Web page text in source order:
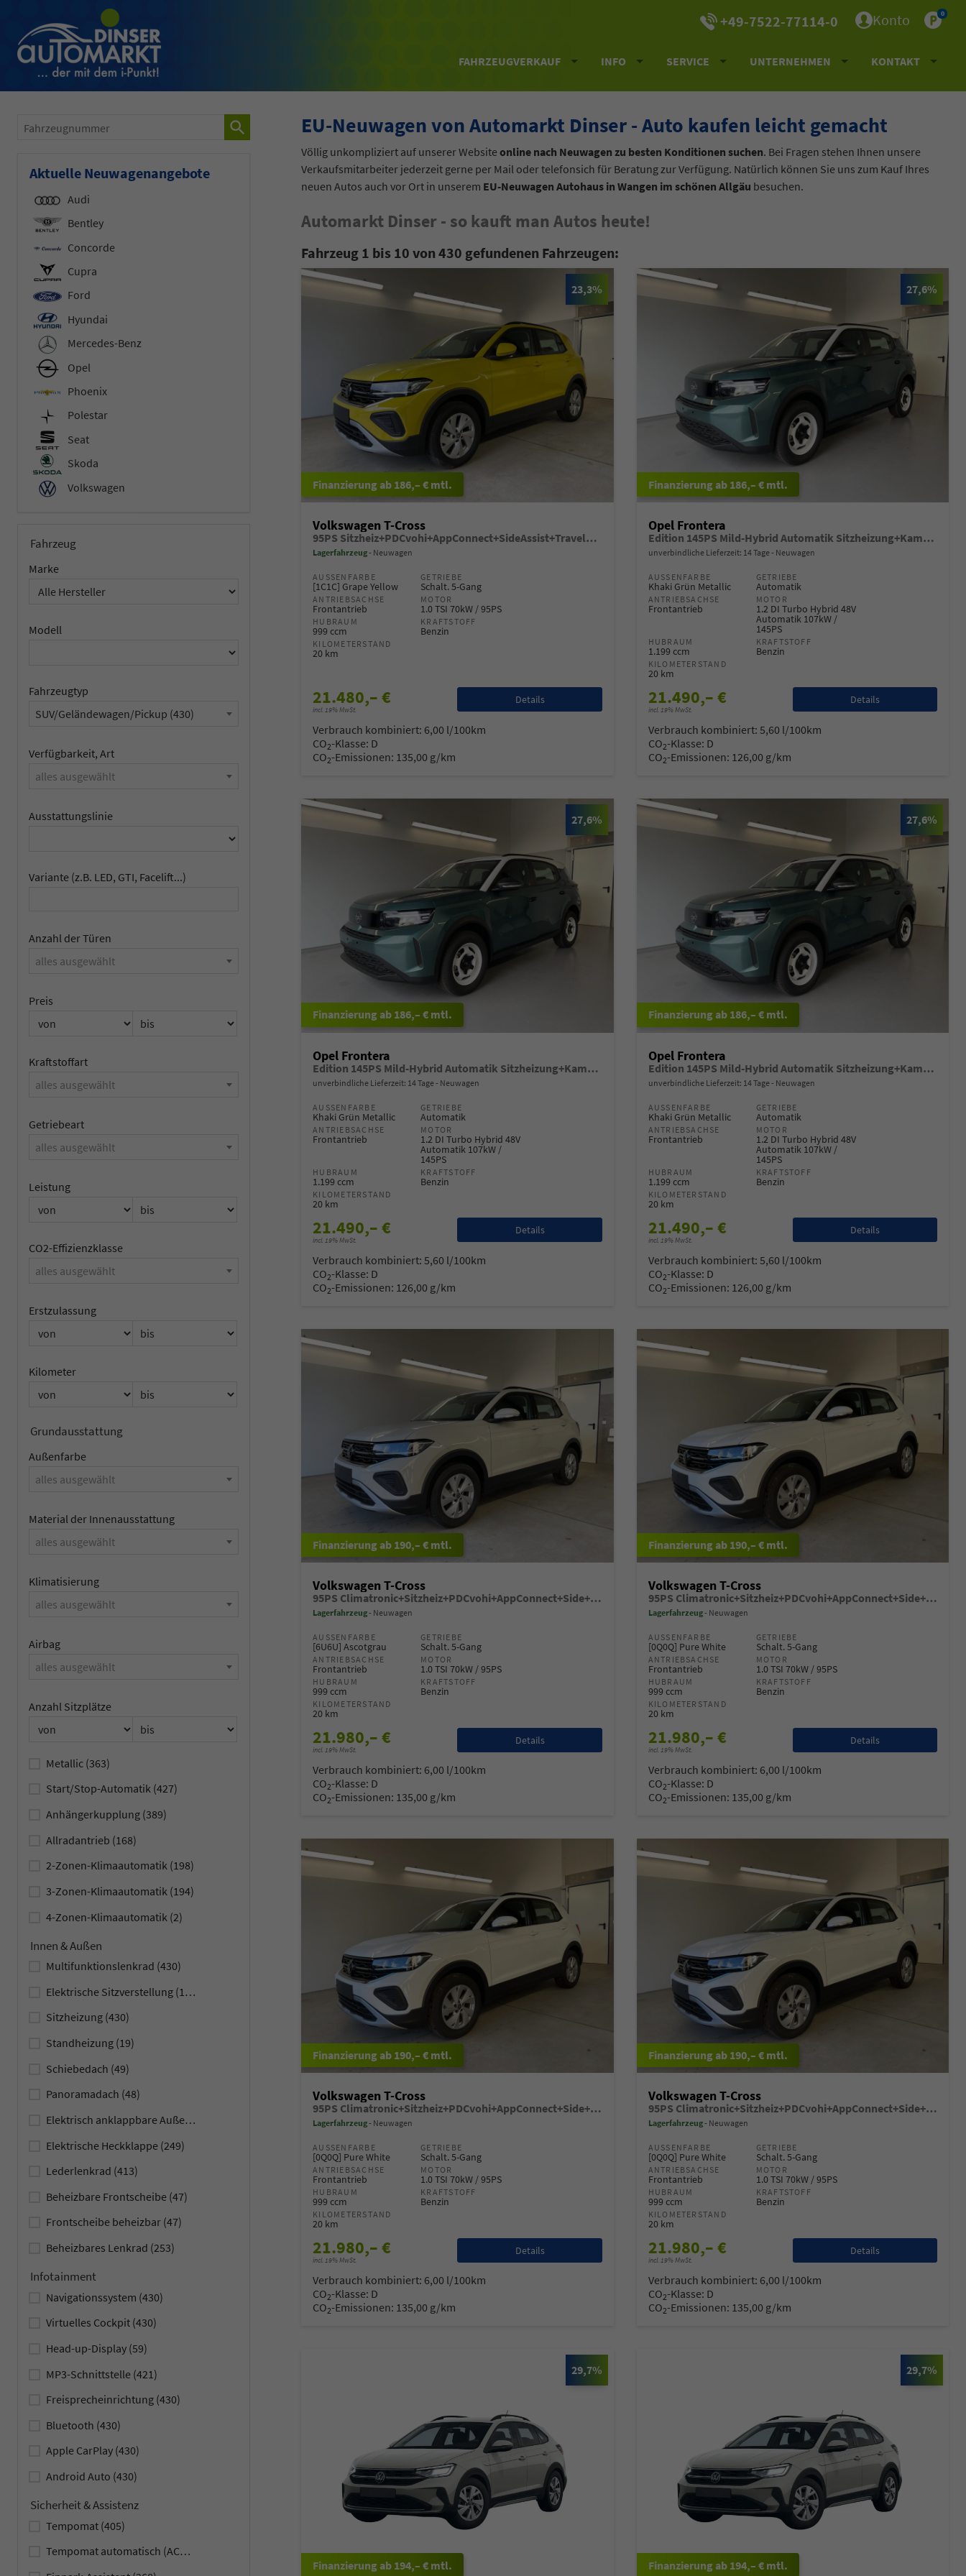
+49-7522-77114-0 Konto 0
FAHRZEUGVERKAUF INFO SERVICE UNTERNEHMEN KONTAKT
EU-Neuwagen von Automarkt Dinser - Auto kaufen leicht gemacht
Völlig unkompliziert auf unserer Websiteonline nach Neuwagen zu besten Konditionen suchen. Bei Fragen stehen Ihnen unsere
Verkaufsmitarbeiter jederzeit gerne per Mail oder telefonsich für Beratung zur Verfügung. Natürlich können Sie uns zum Kauf Ihres
neuen Autos auch vor Ort in unserem EU-Neuwagen Autohaus in Wangen im schönen Allgäu besuchen.
Automarkt Dinser - so kauft man Autos heute!
Fahrzeug 1 bis 10 von 430 gefundenen Fahrzeugen:
23,3%
ab 186,– € mtl.
Volkswagen T-Cross
95PS Sitzheiz+PDCvohi+AppConnect+SideAssist+TravelAssist+ACC+Klima
Lagerfahrzeug Neuwagen
AUSSENFARBE
[1C1C] Grape Yellow
GETRIEBE
Schalt. 5-Gang
ANTRIEBSACHSE
Frontantrieb
MOTOR
1.0 TSI 70kW / 95PS
HUBRAUM
999 ccm
KRAFTSTOFF
Benzin
KILOMETERSTAND
20 km
21.480,– €
incl. 19% MwSt.
Details
Verbrauch kombiniert: 6,00 l/100km
CO2-Klasse: D
CO2-Emissionen: 135,00 g/km
27,6%
ab 186,– € mtl.
Opel Frontera
Edition 145PS Mild-Hybrid Automatik Sitzheizung+Kamera+ParkPilot
unverbindliche Lieferzeit: 14 Tage Neuwagen
AUSSENFARBE
Khaki Grün Metallic
GETRIEBE
Automatik
ANTRIEBSACHSE
Frontantrieb
MOTOR
1.2 DI Turbo Hybrid 48V
Automatik 107kW /
145PS
HUBRAUM
1.199 ccm
KRAFTSTOFF
Benzin
KILOMETERSTAND
20 km
21.490,– €
incl. 19% MwSt.
Details
Verbrauch kombiniert: 5,60 l/100km
CO2-Klasse: D
CO2-Emissionen: 126,00 g/km
27,6%
ab 186,– € mtl.
Opel Frontera
Edition 145PS Mild-Hybrid Automatik Sitzheizung+Kamera+ParkPilot
unverbindliche Lieferzeit: 14 Tage Neuwagen
AUSSENFARBE
Khaki Grün Metallic
GETRIEBE
Automatik
ANTRIEBSACHSE
Frontantrieb
MOTOR
1.2 DI Turbo Hybrid 48V
Automatik 107kW /
145PS
HUBRAUM
1.199 ccm
KRAFTSTOFF
Benzin
KILOMETERSTAND
20 km
21.490,– €
incl. 19% MwSt.
Details
Verbrauch kombiniert:5,60 l/100km
CO2-Klasse: D
CO2-Emissionen: 126,00 g/km
27,6%
ab 186,– € mtl.
Opel Frontera
Edition 145PS Mild-Hybrid Automatik Sitzheizung+Kamera+ParkPilot
unverbindliche Lieferzeit: 14 Tage Neuwagen
AUSSENFARBE
Khaki Grün Metallic
GETRIEBE
Automatik
ANTRIEBSACHSE
Frontantrieb
MOTOR
1.2 DI Turbo Hybrid 48V
Automatik 107kW /
145PS
HUBRAUM
1.199 ccm
KRAFTSTOFF
Benzin
KILOMETERSTAND
20 km
21.490,– €
incl. 19% MwSt.
Details
Verbrauch kombiniert: 5,60 l/100km
CO2-Klasse: D
CO2-Emissionen: 126,00 g/km
ab 190,– € mtl.
Volkswagen T-Cross
95PS Climatronic+Sitzheiz+PDCvohi+AppConnect+Side+TravelAssist+ACC
Lagerfahrzeug Neuwagen
AUSSENFARBE
[6U6U] Ascotgrau
GETRIEBE
Schalt. 5-Gang
ANTRIEBSACHSE
Frontantrieb
MOTOR
1.0 TSI 70kW / 95PS
HUBRAUM
999 ccm
KRAFTSTOFF
Benzin
KILOMETERSTAND
20 km
21.980,– €
incl. 19% MwSt.
Details
Verbrauch kombiniert: 6,00 l/100km
CO2-Klasse: D
CO2-Emissionen: 135,00 g/km
ab 190,– € mtl.
Volkswagen T-Cross
95PS Climatronic+Sitzheiz+PDCvohi+AppConnect+Side+TravelAssist+ACC
Lagerfahrzeug Neuwagen
AUSSENFARBE
[0Q0Q] Pure White
GETRIEBE
Schalt. 5-Gang
ANTRIEBSACHSE
Frontantrieb
MOTOR
1.0 TSI 70kW / 95PS
HUBRAUM
999 ccm
KRAFTSTOFF
Benzin
KILOMETERSTAND
20 km
21.980,– €
incl. 19% MwSt.
Details
Verbrauch kombiniert: 6,00 l/100km
CO2-Klasse: D
CO2-Emissionen: 135,00 g/km
ab 190,– € mtl.
Volkswagen T-Cross
95PS Climatronic+Sitzheiz+PDCvohi+AppConnect+Side+TravelAssist+ACC
Lagerfahrzeug Neuwagen
AUSSENFARBE
[0Q0Q] Pure White
GETRIEBE
Schalt. 5-Gang
ANTRIEBSACHSE
Frontantrieb
MOTOR
1.0 TSI 70kW / 95PS
HUBRAUM
999 ccm
KRAFTSTOFF
Benzin
KILOMETERSTAND
20 km
21.980,– €
incl. 19% MwSt.
Details
Verbrauch kombiniert: 6,00 l/100km
CO2-Klasse: D
CO2-Emissionen: 135,00 g/km
ab 190,– € mtl.
Volkswagen T-Cross
95PS Climatronic+Sitzheiz+PDCvohi+AppConnect+Side+TravelAssist+ACC
Lagerfahrzeug Neuwagen
AUSSENFARBE
[0Q0Q] Pure White
GETRIEBE
Schalt. 5-Gang
ANTRIEBSACHSE
Frontantrieb
MOTOR
1.0 TSI 70kW / 95PS
HUBRAUM
999 ccm
KRAFTSTOFF
Benzin
KILOMETERSTAND
20 km
21.980,– €
incl. 19% MwSt.
Details
Verbrauch kombiniert: 6,00 l/100km
CO2-Klasse: D
CO2-Emissionen: 135,00 g/km
29,7%
ab 194,– € mtl.
29,7%
ab 194,– € mtl.
Fahrzeugnummer
Aktuelle Neuwagenangebote
Audi
Bentley
Concorde
Cupra
Ford
Hyundai
Mercedes-Benz
Opel
Phoenix
Polestar
Seat
Skoda
Volkswagen
Fahrzeug
Marke
Modell
Fahrzeugtyp
SUV/Geländewagen/Pickup (430)
Verfügbarkeit, Art
alles ausgewählt
Ausstattungslinie
Variante (z.B. LED, GTI, Facelift...)
Anzahl der Türen
alles ausgewählt
Preis
Kraftstoffart
alles ausgewählt
Getriebeart
alles ausgewählt
Leistung
CO2-Effizienzklasse
alles ausgewählt
Erstzulassung
Kilometer
Grundausstattung
Außenfarbe
alles ausgewählt
Material der Innenausstattung
alles ausgewählt
Klimatisierung
alles ausgewählt
Airbag
alles ausgewählt
Anzahl Sitzplätze
Metallic (363)
Start/Stop-Automatik (427)
Anhängerkupplung (389)
Allradantrieb (168)
2-Zonen-Klimaautomatik (198)
3-Zonen-Klimaautomatik (194)
4-Zonen-Klimaautomatik (2)
Innen & Außen
Multifunktionslenkrad (430)
Elektrische Sitzverstellung (108)
Sitzheizung (430)
Standheizung (19)
Schiebedach (49)
Panoramadach (48)
Elektrisch anklappbare Außenspiegel
Elektrische Heckklappe (249)
Lederlenkrad (413)
Beheizbare Frontscheibe (47)
Frontscheibe beheizbar (47)
Beheizbares Lenkrad (253)
Infotainment
Navigationssystem (430)
Virtuelles Cockpit (430)
Head-up-Display (59)
MP3-Schnittstelle (421)
Freisprecheinrichtung (430)
Bluetooth (430)
Apple CarPlay (430)
Android Auto (430)
Sicherheit & Assistenz
Tempomat (405)
Tempomat automatisch (ACC)